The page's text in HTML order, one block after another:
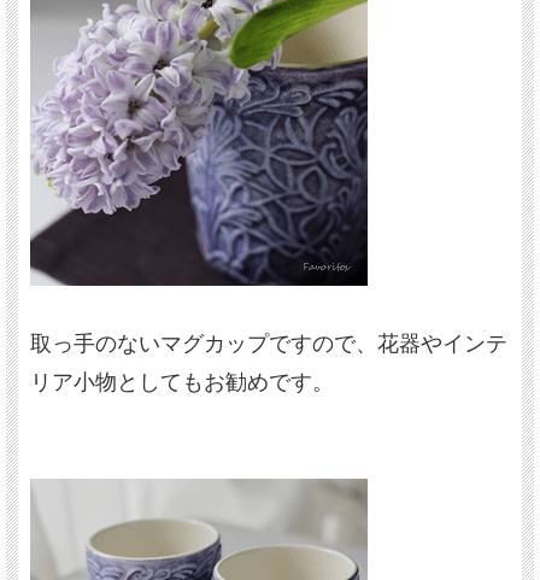
取っ手のないマグカップですので、花器やインテ
リア小物としてもお勧めです。